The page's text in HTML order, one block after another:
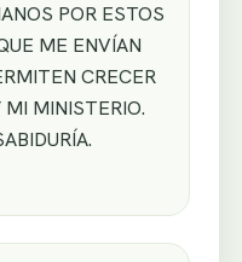
POR ESTOS
ME ENVÍAN
CRECER
MI MINISTERIO.